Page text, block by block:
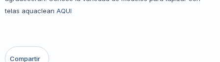
telas aquaclean AQUI